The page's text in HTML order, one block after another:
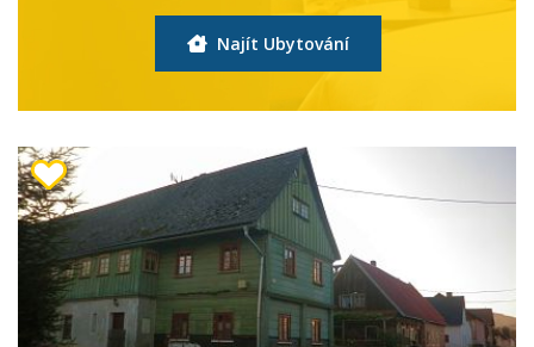
Najít Ubytování